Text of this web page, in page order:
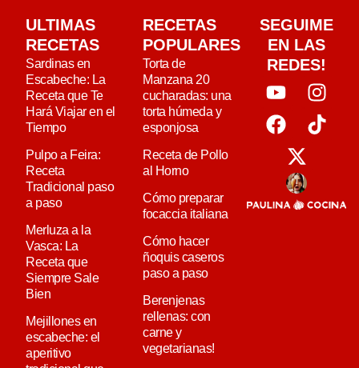
ULTIMAS
RECETAS
Sardinas en
Escabeche: La
Receta que Te
Hará Viajar en el
Tiempo
Pulpo a Feira:
Receta
Tradicional paso
a paso
Merluza a la
Vasca: La
Receta que
Siempre Sale
Bien
Mejillones en
escabeche: el
aperitivo
RECETAS
POPULARES
Torta de
Manzana 20
cucharadas: una
torta húmeda y
esponjosa
Receta de Pollo
al Horno
Cómo preparar
focaccia italiana
Cómo hacer
ñoquis caseros
paso a paso
Berenjenas
rellenas: con
carne y
vegetarianas!
SEGUIME
EN LAS
REDES!